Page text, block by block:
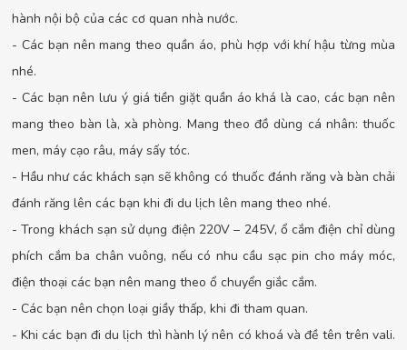
hành nội bộ của các cơ quan nhà nước.
- Các bạn nên mang theo quần áo, phù hợp với khí hậu từng mùa
nhé.
- Các bạn nên lưu ý giá tiền giặt quần áo khá là cao, các bạn nên
mang theo bàn là, xà phòng. Mang theo đồ dùng cá nhân: thuốc
men, máy cạo râu, máy sấy tóc.
- Hầu như các khách sạn sẽ không có thuốc đánh răng và bàn chải
đánh răng lên các bạn khi đi du lịch lên mang theo nhé.
- Trong khách sạn sử dụng điện 220V – 245V, ổ cắm điện chỉ dùng
phích cắm ba chân vuông, nếu có nhu cầu sạc pin cho máy móc,
điện thoại các bạn nên mang theo ổ chuyển giắc cắm.
- Các bạn nên chọn loại giầy thấp, khi đi tham quan.
- Khi các bạn đi du lịch thì hành lý nên có khoá và đề tên trên vali.